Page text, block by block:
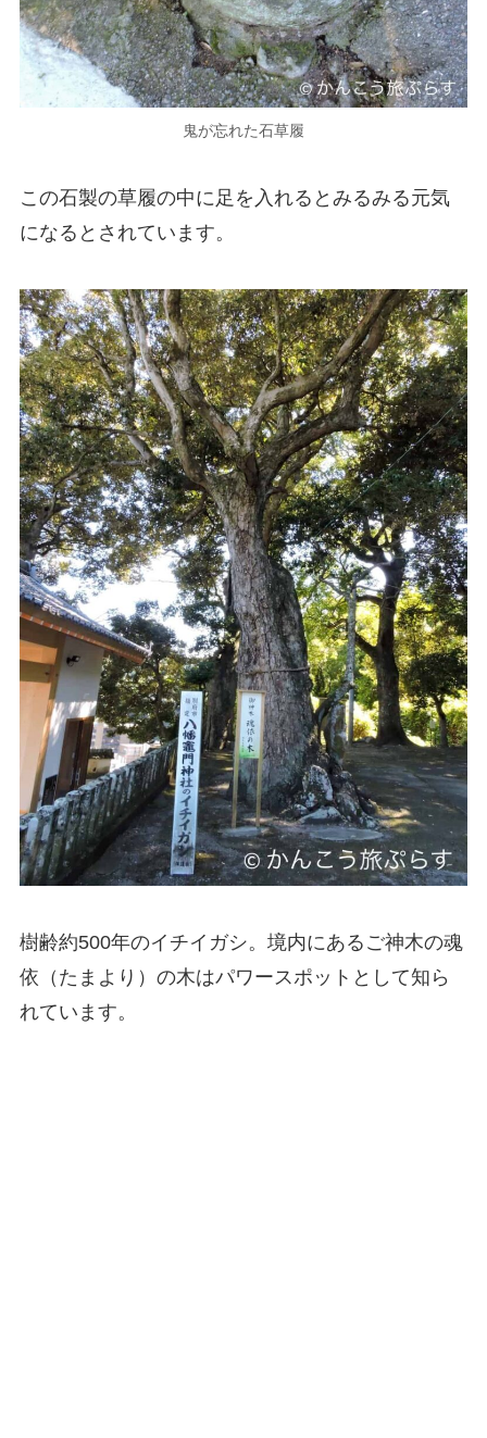
鬼が忘れた石草履
この石製の草履の中に足を入れるとみるみる元気
になるとされています。
樹齢約500年のイチイガシ。境内にあるご神木の魂
依（たまより）の木はパワースポットとして知ら
れています。